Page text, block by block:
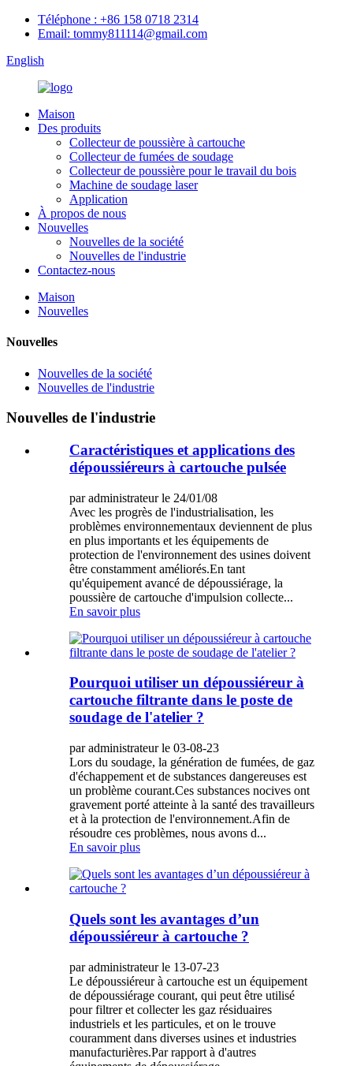
Téléphone : +86 158 0718 2314
Email: tommy811114@gmail.com
English
Maison
Des produits
Collecteur de poussière à cartouche
Collecteur de fumées de soudage
Collecteur de poussière pour le travail du bois
Machine de soudage laser
Application
À propos de nous
Nouvelles
Nouvelles de la société
Nouvelles de l'industrie
Contactez-nous
Maison
Nouvelles
Nouvelles
Nouvelles de la société
Nouvelles de l'industrie
Nouvelles de l'industrie
Caractéristiques et applications des
dépoussiéreurs à cartouche pulsée
par administrateur le 24/01/08
Avec les progrès de l'industrialisation, les
problèmes environnementaux deviennent de plus
en plus importants et les équipements de
protection de l'environnement des usines doivent
être constamment améliorés.En tant
qu'équipement avancé de dépoussiérage, la
poussière de cartouche d'impulsion collecte...
En savoir plus
Pourquoi utiliser un dépoussiéreur à
cartouche filtrante dans le poste de
soudage de l'atelier ?
par administrateur le 03-08-23
Lors du soudage, la génération de fumées, de gaz
d'échappement et de substances dangereuses est
un problème courant.Ces substances nocives ont
gravement porté atteinte à la santé des travailleurs
et à la protection de l'environnement.Afin de
résoudre ces problèmes, nous avons d...
En savoir plus
Quels sont les avantages d’un
dépoussiéreur à cartouche ?
par administrateur le 13-07-23
Le dépoussiéreur à cartouche est un équipement
de dépoussiérage courant, qui peut être utilisé
pour filtrer et collecter les gaz résiduaires
industriels et les particules, et on le trouve
couramment dans diverses usines et industries
manufacturières.Par rapport à d'autres